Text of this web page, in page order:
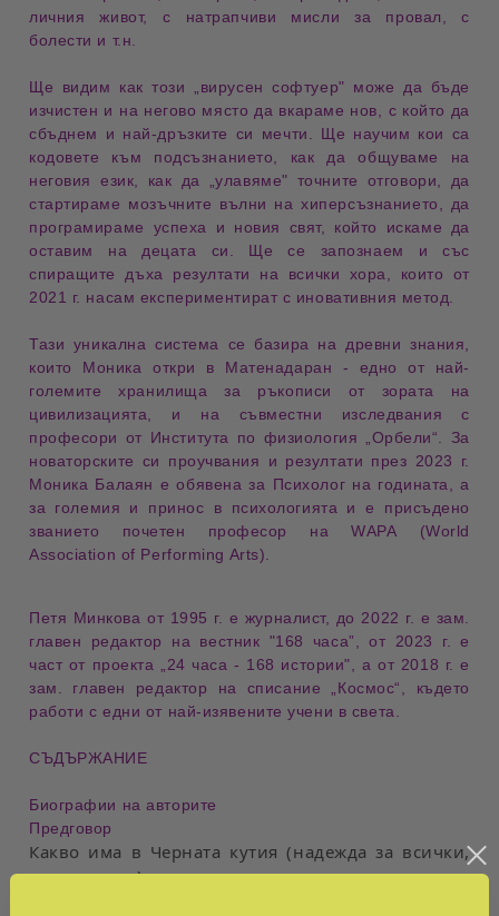
личния живот, с натрапчиви мисли за провал, с
болести и т.н.
Ще видим как този „ вирусен софтуер" може да бъде
изчистен и на негово място да вкараме нов, с който да
сбъднем и най-дръзките си мечти. Ще научим кои са
кодовете към подсъзнанието , как да общуваме на
неговия език, как да „улавяме" точните отговори , да
стартираме мозъчните вълни нахиперсъзнанието
, да
програмираме успеха и новия свят, който искаме да
оставим на децата си. Ще се запознаем и със
спиращите дъха резултати на всички хора, които от
2021 г. насам експериментират с иновативния метод.
Тази уникална система се базира на древни знания
които Моника откри в Матенадаран - едно от най-
големите хранилища за ръкописи
от зората на
цивилизацията, и на съвместни изследвания с
професори от Института по физиология „Орбели“. За
новаторските си проучвания и резултати през 2023 г.
Моника Балаян е обявена за Психолог на годината
, а
за големия и принос в психологията и е присъдено
званието почетен професор на WАРА (World
Association of Performing Arts)
Петя Минкова от 1995 г. е журналист, до 2022 г. е зам.
главен редактор на вестник "168 часа”
, от 2023 г. е
част от проекта „24 часа - 168 истории", а от 2018 г. е
зам. главен редактор на
списание „Космос“
, където
работи с едни от най-изявените учени в света.
СЪДЪРЖАНИЕ
Биографии на авторите
Предговор
Какво има в Черната кутия (надежда за всички,
които нямат)